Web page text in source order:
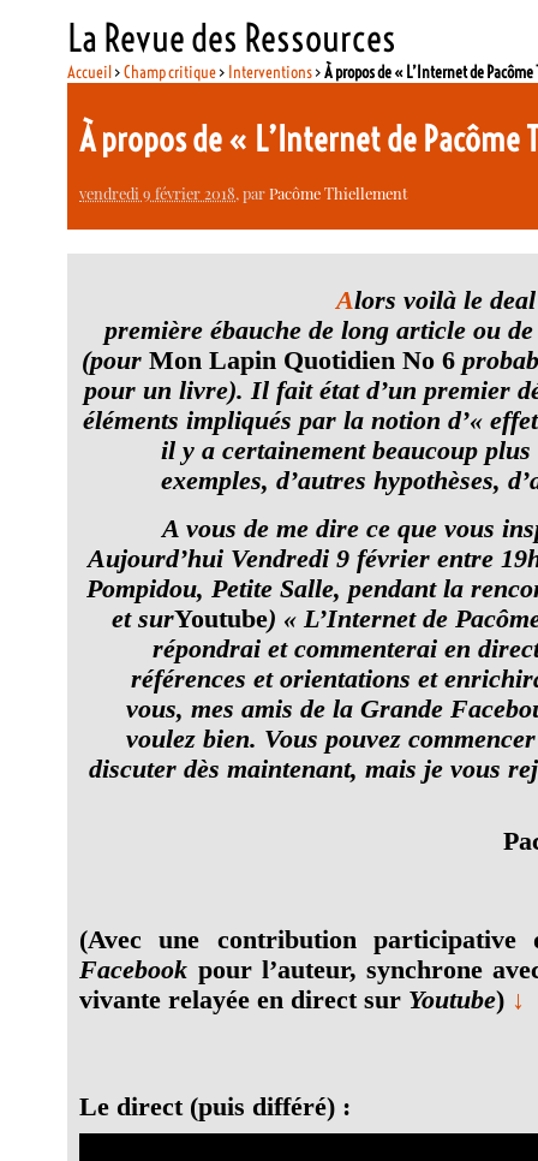
La Revue des Ressources
Accueil>Champ critique> Interventions>À propos de « L’Internet de
À propos de « L’Internet de
vendredi 9 février 2018, parPacôme Thiellement
Alors voilà le
première ébauche de long article ou
(pourMon Lapin Quotidien No 6
pour un livre). Il fait état d’un premier
éléments impliqués par la notion d’«
il y a certainement beaucoup
exemples, d’autres hypothèses,
A vous de me dire ce que vous
Aujourd’hui Vendredi 9 février entre
Pompidou, Petite Salle, pendant la
et surYoutube) « L’Internet de
répondrai et commenterai en
références et orientations et
vous, mes amis de la Grande
voulez bien. Vous pouvez
discuter dès maintenant, mais je vous
(Avec une contribution
Facebook pour l’auteur, synchrone
vivante relayée en direct sur Youtube) ↓
Le direct (puis différé) :